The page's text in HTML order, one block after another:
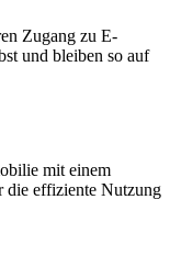
Zugang zu E-
und bleiben so auf
mit einem
die effiziente Nutzung